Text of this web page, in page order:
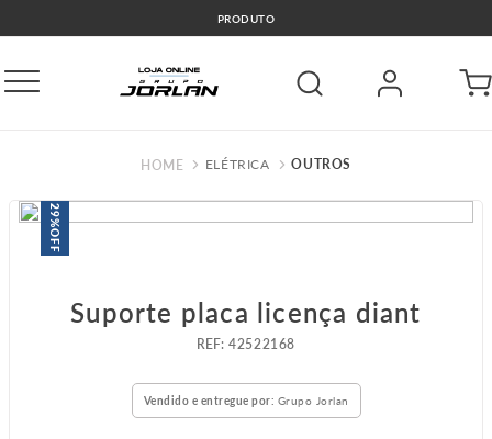
PRODUTO
ELÉTRICA OUTROS
29%
OFF
Suporte placa licença diant
:42522168
Vendido e entregue por: Grupo Jorlan